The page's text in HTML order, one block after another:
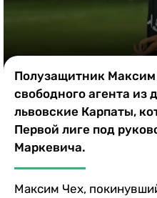
Полузащитник Максим
свободного агента из
львовские Карпаты,
Первой лиге под
Маркевича.
Максим Чех,